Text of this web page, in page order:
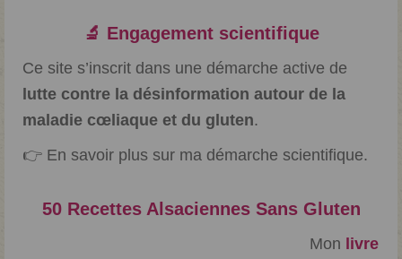
🔬 Engagement scientifique
Ce site s’inscrit dans une démarche active de
lutte contre la désinformation autour de la
maladie cœliaque et du gluten.
👉 En savoir plus sur ma démarche scientifique.
50 Recettes Alsaciennes Sans Gluten
Mon livre